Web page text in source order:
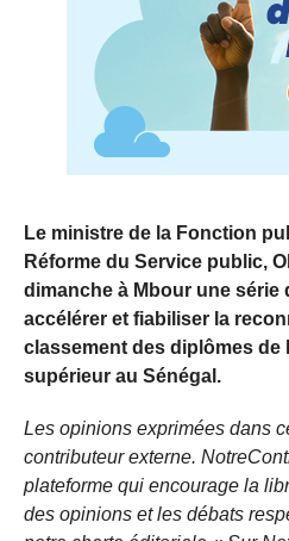
Le ministre de la Fonction
Réforme du Service public,
dimanche à Mbour une série
accélérer et fiabiliser la
classement des diplômes de
supérieur au Sénégal.
Les opinions exprimées dans
contributeur externe.
plateforme qui encourage la
des opinions et les débats